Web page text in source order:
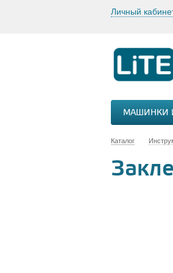
Личный
МАШИНКИ
Каталог